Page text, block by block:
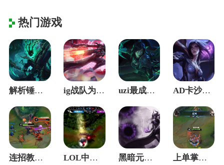
热门游戏
解析锤石玩法深度教学，让你提高技能命中率 ig战队为何现在退役不在付出了总体原因是 uzi最成名的ad是哪一个职业，怎么快速 AD卡沙如何快速打出被动，伤害打出最大化
连招教学：上单霸主的实战节奏与前期发 LOL中单Faker大魔王成名之作，塔下 黑暗元首从回中单T1：老玩家教你快速上手 上单掌握这几点要领，轻松吊打格温